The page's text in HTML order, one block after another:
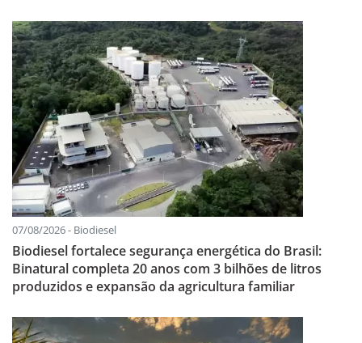
07/08/2026 - Biodiesel
Biodiesel fortalece segurança energética do Brasil:
Binatural completa 20 anos com 3 bilhões de litros
produzidos e expansão da agricultura familiar